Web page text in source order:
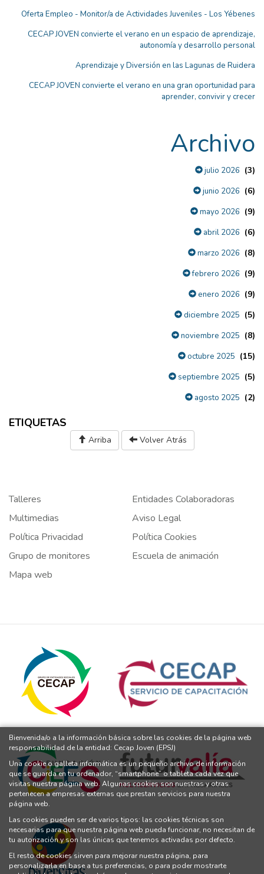
Oferta Empleo - Monitor/a de Actividades Juveniles - Los Yébenes
CECAP JOVEN convierte el verano en un espacio de aprendizaje,
autonomía y desarrollo personal
Aprendizaje y Diversión en las Lagunas de Ruidera
CECAP JOVEN convierte el verano en una gran oportunidad para
aprender, convivir y crecer
Archivo
julio 2026 (3)
junio 2026 (6)
mayo 2026 (9)
abril 2026 (6)
marzo 2026 (8)
febrero 2026 (9)
enero 2026 (9)
diciembre 2025 (5)
noviembre 2025 (8)
octubre 2025 (15)
septiembre 2025 (5)
agosto 2025 (2)
ETIQUETAS
Arriba Volver Atrás
Talleres
Entidades Colaboradoras
Multimedias
Aviso Legal
Política Privacidad
Política Cookies
Grupo de monitores
Escuela de animación
Mapa web
Bienvenida/o a la información básica sobre las cookies de la página web
responsabilidad de la entidad: Cecap Joven (EPSJ)
Una cookie o galleta informática es un pequeño archivo de información
que se guarda en tu ordenador, “smartphone” o tableta cada vez que
visitas nuestra página web. Algunas cookies son nuestras y otras
pertenecen a empresas externas que prestan servicios para nuestra
página web.
Las cookies pueden ser de varios tipos: las cookies técnicas son
necesarias para que nuestra página web pueda funcionar, no necesitan de
tu autorización y son las únicas que tenemos activadas por defecto.
El resto de cookies sirven para mejorar nuestra página, para
personalizarla en base a tus preferencias, o para poder mostrarte